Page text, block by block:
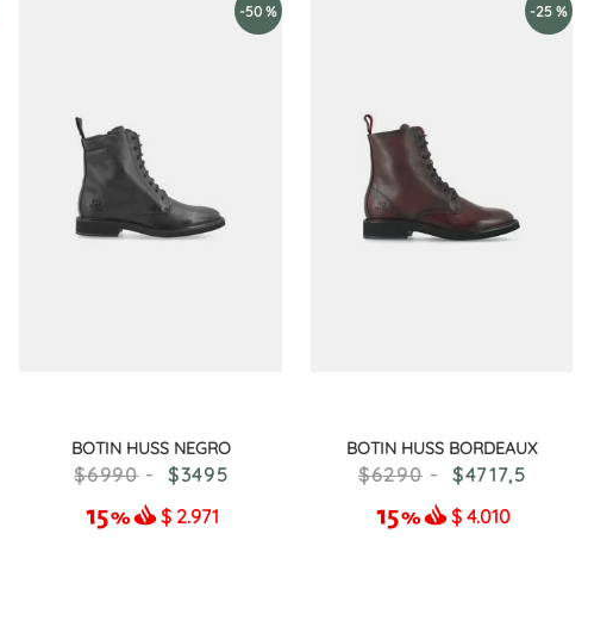
-50 %
BOTIN HUSS NEGRO
6990
3495
$ 2.971
-25 %
BOTIN HUSS BORDEAUX
6290 4717,5
$ 4.010